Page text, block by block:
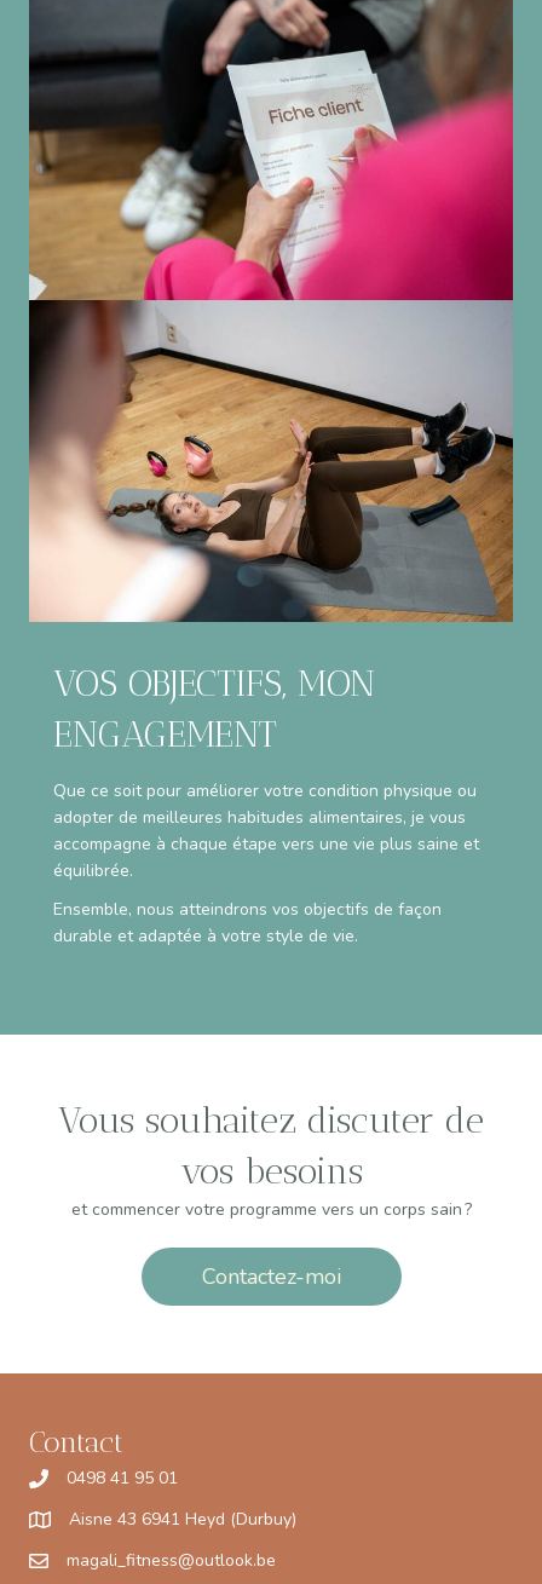
VOS OBJECTIFS, MON
ENGAGEMENT
Que ce soit pour améliorer votre condition physique ou
adopter de meilleures habitudes alimentaires, je vous
accompagne à chaque étape vers une vie plus saine et
équilibrée.
Ensemble, nous atteindrons vos objectifs de façon
durable et adaptée à votre style de vie.
Vous souhaitez discuter de
vos besoins
et commencer votre programme vers un corps sain ?
Contactez-moi
Contact
0498 41 95 01
Aisne 43 6941 Heyd (Durbuy)
magali_fitness@outlook.be